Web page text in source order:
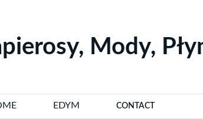
Mody,
EDYM CONTACT